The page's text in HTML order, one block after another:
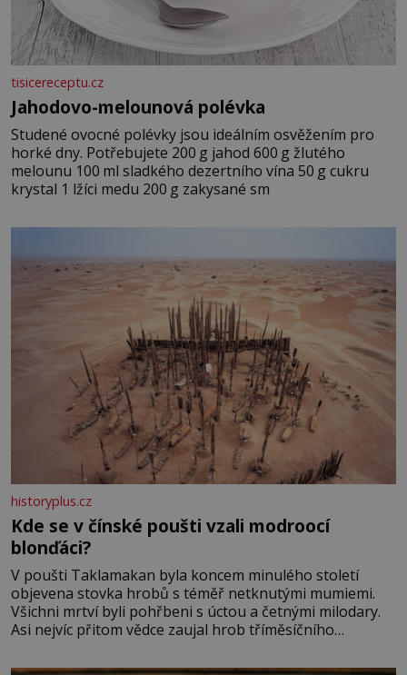
tisicereceptu.cz
Jahodovo-melounová polévka
Studené ovocné polévky jsou ideálním osvěžením pro
horké dny. Potřebujete 200 g jahod 600 g žlutého
melounu 100 ml sladkého dezertního vína 50 g cukru
krystal 1 lžíci medu 200 g zakysané sm
historyplus.cz
Kde se v čínské poušti vzali modroocí
blonďáci?
V poušti Taklamakan byla koncem minulého století
objevena stovka hrobů s téměř netknutými mumiemi.
Všichni mrtví byli pohřbeni s úctou a četnými milodary.
Asi nejvíc přitom vědce zaujal hrob tříměsíčního
blonďaté vlásky. Fakt, že jsou těla dávných lidí nesmírně